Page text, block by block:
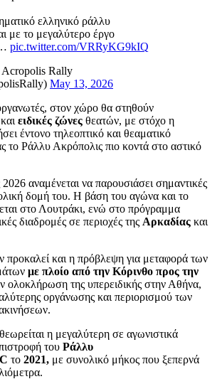
ελληνικό ράλλυ
με το μεγαλύτερο έργο
pic.twitter.com/VRRyKG9kIQ
Rally
May 13, 2026
στον χώρο θα στηθούν
και ειδικές ζώνες θεατών, με στόχο η
έντονο τηλεοπτικό και θεαματικό
το Ράλλυ Ακρόπολις πιο κοντά στο αστικό
αναμένεται να παρουσιάσει σημαντικές
δομή του. Η βάση του αγώνα και το
στο Λουτράκι, ενώ στο πρόγραμμα
διαδρομές σε περιοχές της Αρκαδίας και
προκαλεί και η πρόβλεψη για μεταφορά των
με πλοίο από την Κόρινθο προς την
ολοκλήρωση της υπερειδικής στην Αθήνα,
οργάνωσης και περιορισμού των
θεωρείται η μεγαλύτερη σε αγωνιστικά
του Ράλλυ
το 2021, με συνολικό μήκος που ξεπερνά